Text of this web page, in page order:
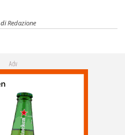
diRedazione
Adv